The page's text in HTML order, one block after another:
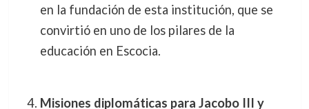
en la fundación de esta institución, que se
convirtió en uno de los pilares de la
educación en Escocia.
Misiones diplomáticas para Jacobo III y